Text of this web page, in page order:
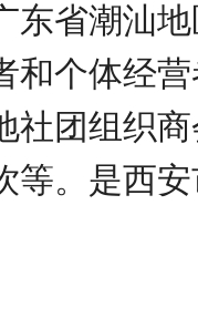
东省潮汕
和个体经
社团组织
等。是西